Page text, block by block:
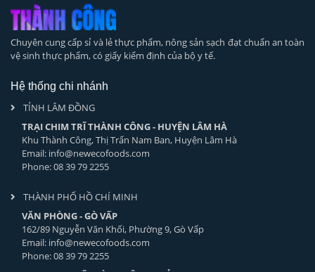
Chuyên cung cấp sỉ và lẻ thực phẩm, nông sản sạch đạt chuẩn an toàn
vệ sinh thực phẩm, có giấy kiểm định của bộ y tế.
Hệ thống chi nhánh
TỈNH LÂM ĐỒNG
TRẠI CHIM TRĨ THÀNH CÔNG - HUYỆN LÂM HÀ
Khu Thành Công, Thị Trấn Nam Ban, Huyện Lâm Hà
Email: info@newecofoods.com
Phone: 08 39 79 2255
THÀNH PHỐ HỒ CHÍ MINH
VĂN PHÒNG - GÒ VẤP
162/89 Nguyễn Văn Khối, Phường 9, Gò Vấp
Email: info@newecofoods.com
Phone: 08 39 79 2255